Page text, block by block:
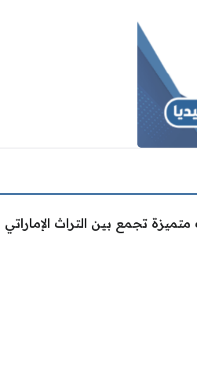
تجمع بين التراث الإماراتي